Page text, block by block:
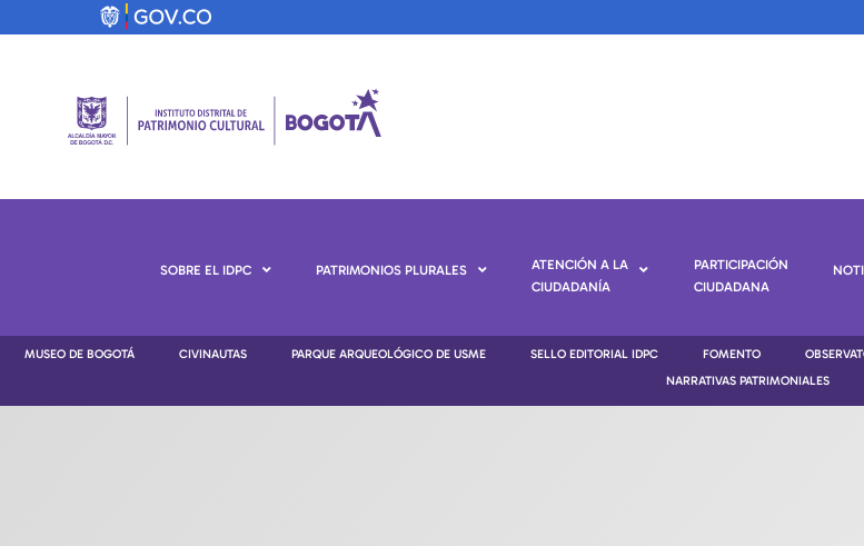
SOBRE EL IDPC PATRIMONIOS PLURALES
ATENCIÓN A LA
CIUDADANÍA
PARTICIPACIÓN
CIUDADANA
MUSEO DE BOGOTÁ CIVINAUTAS PARQUE ARQUEOLÓGICO DE USME SELLO EDITORIAL IDPC FOMENTO
NARRATIVAS PATRIMONIALES